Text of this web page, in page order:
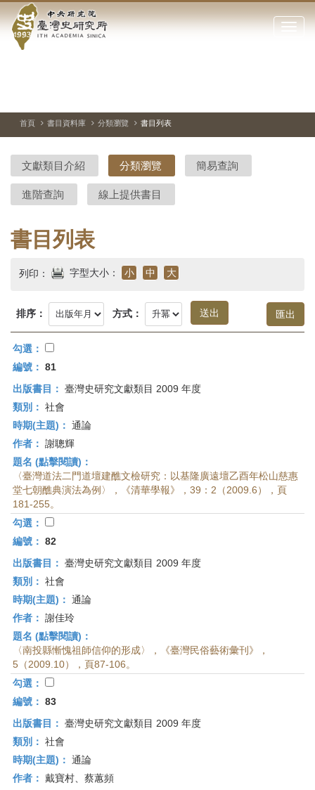
到中
央
院-
臺
灣
史
研
究
首
頁
點
閉
站
停、
圖
圖
結
首頁 書目資料庫 分類瀏覽 書目列表
文獻類目介紹 分類瀏覽 簡易查詢
進階查詢 線上提供書目
書目列表
列印： 字型大小： 小 中 大
排序： 方式：
勾選：
編號： 81
出版書目： 臺灣史研究文獻類目 2009 年度
類別： 社會
時期(主題)： 通論
作者： 謝聰輝
題名 (點擊閱讀)：
〈臺灣道法二門道壇建醮文檢研究：以基隆廣遠壇乙酉年松山慈惠
堂七朝醮典演法為例〉，《清華學報》，39：2（2009.6），頁
181-255。
勾選：
編號： 82
出版書目： 臺灣史研究文獻類目 2009 年度
類別： 社會
時期(主題)： 通論
作者： 謝佳玲
題名 (點擊閱讀)：
〈南投縣慚愧祖師信仰的形成〉，《臺灣民俗藝術彙刊》，
5（2009.10），頁87-106。
勾選：
編號： 83
出版書目： 臺灣史研究文獻類目 2009 年度
類別： 社會
時期(主題)： 通論
作者： 戴寶村、蔡蕙頻